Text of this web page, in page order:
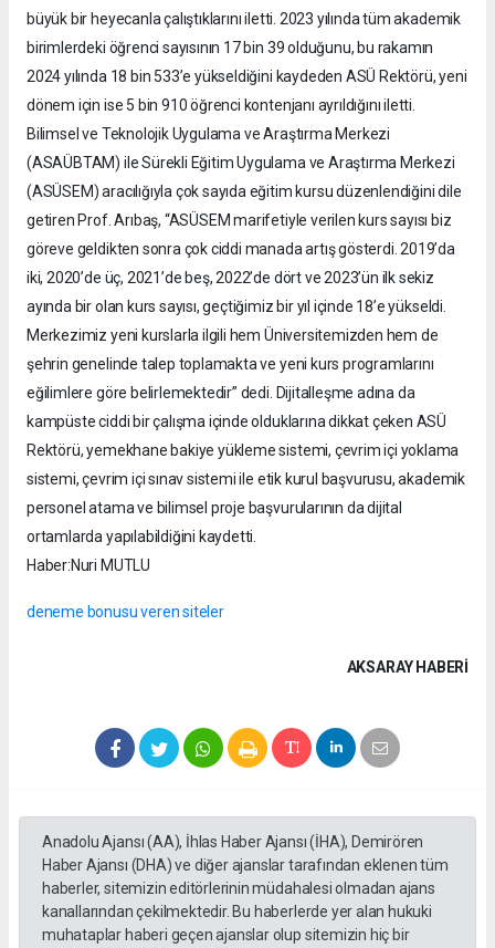
büyük bir heyecanla çalıştıklarını iletti. 2023 yılında tüm akademik
birimlerdeki öğrenci sayısının 17 bin 39 olduğunu, bu rakamın
2024 yılında 18 bin 533’e yükseldiğini kaydeden ASÜ Rektörü, yeni
dönem için ise 5 bin 910 öğrenci kontenjanı ayrıldığını iletti.
Bilimsel ve Teknolojik Uygulama ve Araştırma Merkezi
(ASAÜBTAM) ile Sürekli Eğitim Uygulama ve Araştırma Merkezi
(ASÜSEM) aracılığıyla çok sayıda eğitim kursu düzenlendiğini dile
getiren Prof. Arıbaş, “ASÜSEM marifetiyle verilen kurs sayısı biz
göreve geldikten sonra çok ciddi manada artış gösterdi. 2019’da
iki, 2020’de üç, 2021’de beş, 2022’de dört ve 2023’ün ilk sekiz
ayında bir olan kurs sayısı, geçtiğimiz bir yıl içinde 18’e yükseldi.
Merkezimiz yeni kurslarla ilgili hem Üniversitemizden hem de
şehrin genelinde talep toplamakta ve yeni kurs programlarını
eğilimlere göre belirlemektedir” dedi. Dijitalleşme adına da
kampüste ciddi bir çalışma içinde olduklarına dikkat çeken ASÜ
Rektörü, yemekhane bakiye yükleme sistemi, çevrim içi yoklama
sistemi, çevrim içi sınav sistemi ile etik kurul başvurusu, akademik
personel atama ve bilimsel proje başvurularının da dijital
ortamlarda yapılabildiğini kaydetti.
Haber:Nuri MUTLU
deneme bonusu veren siteler
AKSARAY HABERİ
Anadolu Ajansı (AA), İhlas Haber Ajansı (İHA), Demirören
Haber Ajansı (DHA) ve diğer ajanslar tarafından eklenen tüm
haberler, sitemizin editörlerinin müdahalesi olmadan ajans
kanallarından çekilmektedir. Bu haberlerde yer alan hukuki
muhataplar haberi geçen ajanslar olup sitemizin hiç bir